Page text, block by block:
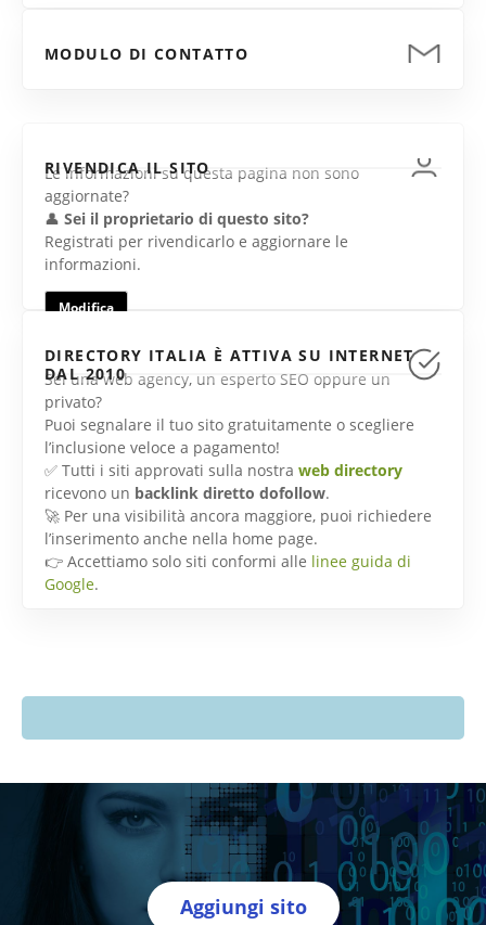
MODULO DI CONTATTO
RIVENDICA IL SITO
Le informazioni su questa pagina non sono
aggiornate?
👤 Sei il proprietario di questo sito?
Registrati per rivendicarlo e aggiornare le
informazioni.
Modifica
DIRECTORY ITALIA È ATTIVA SU INTERNET
DAL 2010
Sei una web agency, un esperto SEO oppure un
privato?
Puoi segnalare il tuo sito gratuitamente o scegliere
l’inclusione veloce a pagamento!
✅ Tutti i siti approvati sulla nostra web directory
ricevono un backlink diretto dofollow.
🚀 Per una visibilità ancora maggiore, puoi richiedere
l’inserimento anche nella home page.
👉 Accettiamo solo siti conformi alle linee guida di
Google.
Aggiungi sito